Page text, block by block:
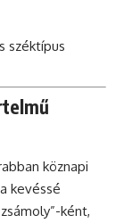
széktípus
köznapi
kevéssé
ként,